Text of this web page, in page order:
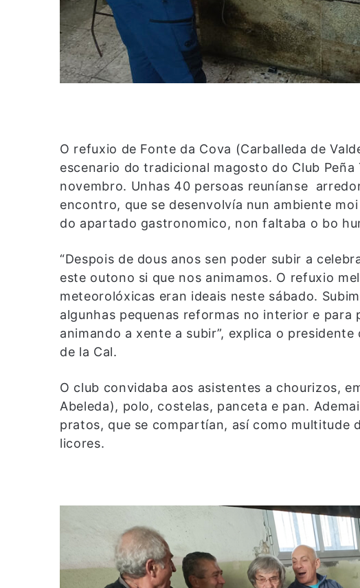
O refuxio de Fonte da Cova (Carballeda de
escenario do tradicional magosto do Club
novembro. Unhas 40 persoas reuníanse
encontro, que se desenvolvía nun ambiente
do apartado gastronomico, non faltaba o bo
“Despois de dous anos sen poder subir a
este outono si que nos animamos. O refuxio
meteorolóxicas eran ideais neste sábado.
algunhas pequenas reformas no interior e
animando a xente a subir”, explica o
de la Cal.
O club convidaba aos asistentes a chourizos,
Abeleda), polo, costelas, panceta e pan.
pratos, que se compartían, así como multitude
licores.